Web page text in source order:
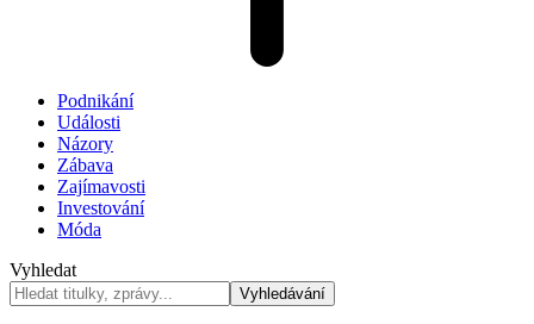
Podnikání
Události
Názory
Zábava
Zajímavosti
Investování
Móda
Vyhledat